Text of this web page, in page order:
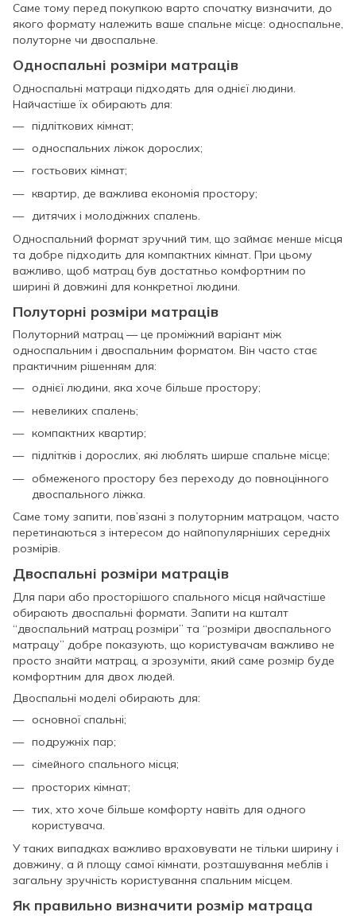
Саме тому перед покупкою варто спочатку визначити, до
якого формату належить ваше спальне місце: односпальне,
полуторне чи двоспальне.
Односпальні розміри матраців
Односпальні матраци підходять для однієї людини.
Найчастіше їх обирають для:
підліткових кімнат;
односпальних ліжок дорослих;
гостьових кімнат;
квартир, де важлива економія простору;
дитячих і молодіжних спалень.
Односпальний формат зручний тим, що займає менше місця
та добре підходить для компактних кімнат. При цьому
важливо, щоб матрац був достатньо комфортним по
ширині й довжині для конкретної людини.
Полуторні розміри матраців
Полуторний матрац — це проміжний варіант між
односпальним і двоспальним форматом. Він часто стає
практичним рішенням для:
однієї людини, яка хоче більше простору;
невеликих спалень;
компактних квартир;
підлітків і дорослих, які люблять ширше спальне місце;
обмеженого простору без переходу до повноцінного
двоспального ліжка.
Саме тому запити, пов’язані з полуторним матрацом, часто
перетинаються з інтересом до найпопулярніших середніх
розмірів.
Двоспальні розміри матраців
Для пари або просторішого спального місця найчастіше
обирають двоспальні формати. Запити на кшталт
“двоспальний матрац розміри” та “розміри двоспального
матрацу” добре показують, що користувачам важливо не
просто знайти матрац, а зрозуміти, який саме розмір буде
комфортним для двох людей.
Двоспальні моделі обирають для:
основної спальні;
подружніх пар;
сімейного спального місця;
просторих кімнат;
тих, хто хоче більше комфорту навіть для одного
користувача.
У таких випадках важливо враховувати не тільки ширину і
довжину, а й площу самої кімнати, розташування меблів і
загальну зручність користування спальним місцем.
Як правильно визначити розмір матраца